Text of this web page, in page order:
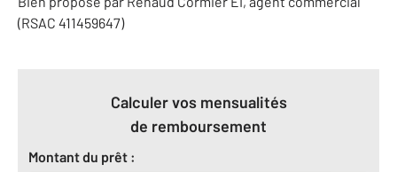
(RSAC 411459647)
Calculer vos mensualités
de remboursement
Montant du prêt :